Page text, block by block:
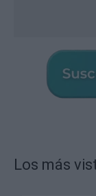
Los más